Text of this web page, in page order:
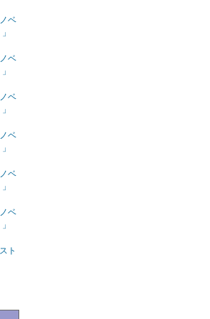
ベ
ベ
ベ
ベ
ベ
ベ
ト